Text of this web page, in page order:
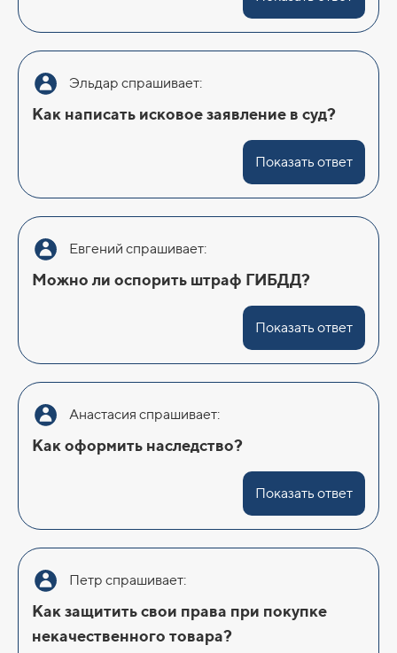
Эльдар спрашивает:
Как написать исковое заявление в суд?
Показать ответ
Евгений спрашивает:
Можно ли оспорить штраф ГИБДД?
Показать ответ
Анастасия спрашивает:
Как оформить наследство?
Показать ответ
Петр спрашивает:
Как защитить свои права при покупке
некачественного товара?